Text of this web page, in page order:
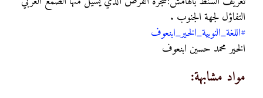
التفاؤل لجهة الجنوب .
#اللغة_النوبية_الخير_ابنعوف
الخير محمد حسين ابنعوف
مواد مشابهة: